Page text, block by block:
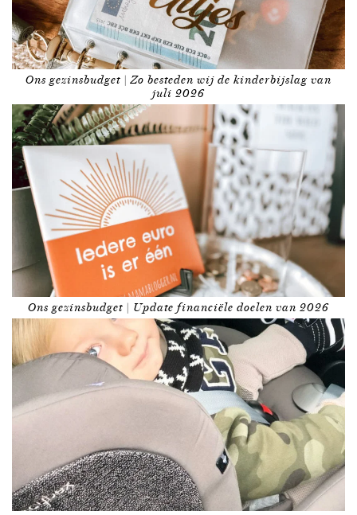
Ons gezinsbudget | Zo besteden wij de kinderbijslag van
juli 2026
Ons gezinsbudget | Update financiële doelen van 2026